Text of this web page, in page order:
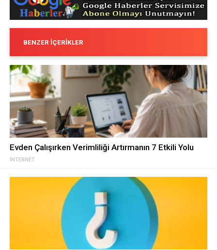
BENZER İÇERIKLER
İNTERNET
Evden Çalışırken Verimliliği Artırmanın 7 Etkili Yolu